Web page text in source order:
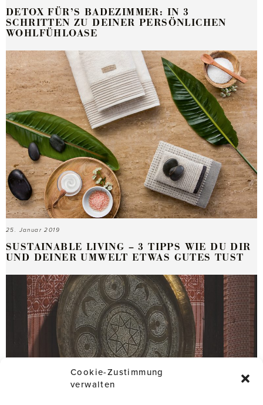
Cookie-Zustimmung
verwalten
DETOX FÜR’S BADEZIMMER: IN 3
SCHRITTEN ZU DEINER PERSÖNLICHEN
WOHLFÜHLOASE
25. Januar 2019
SUSTAINABLE LIVING – 3 TIPPS WIE DU DIR
UND DEINER UMWELT ETWAS GUTES TUST